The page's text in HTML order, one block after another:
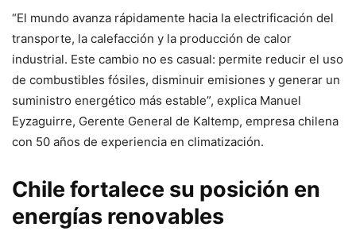
“El mundo avanza rápidamente hacia la electrificación del
transporte, la calefacción y la producción de calor
industrial. Este cambio no es casual: permite reducir el uso
de combustibles fósiles, disminuir emisiones y generar un
suministro energético más estable”, explica Manuel
Eyzaguirre, Gerente General de Kaltemp, empresa chilena
con 50 años de experiencia en climatización.
Chile fortalece su posición en
energías renovables